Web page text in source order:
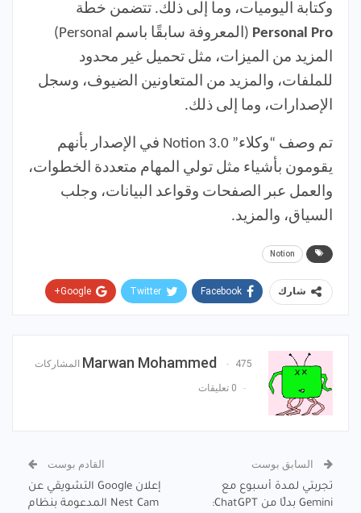
وكتابة اليوميات، وما إلى ذلك. تتضمن خطة
Personal Pro
(المعروفة سابقًا باسم Personal)
المزيد من الميزات، مثل تحميل غير محدود
للملفات، والمزيد من المتعاونين الضيوف، وسجل
الإصدارات، وما إلى ذلك.
تم وصف “وكلاء” Notion 3.0 في الإصدار بأنهم
يقومون بأشياء مثل تولي المهام متعددة الخطوات،
والعمل عبر الصفحات وقواعد البيانات، وجلب
السياق، والمزيد.
Notion
شارك Facebook
Twitter
Google+
Marwan Mohammed 475 المشاركات
0 تعليقات
السابق بوست
تجربتي لمدة أسبوع مع
Gemini بدلًا من ChatGPT:
القادم بوست
إعلان Google التشويقي عن
Nest Cam المدعومة بنظام